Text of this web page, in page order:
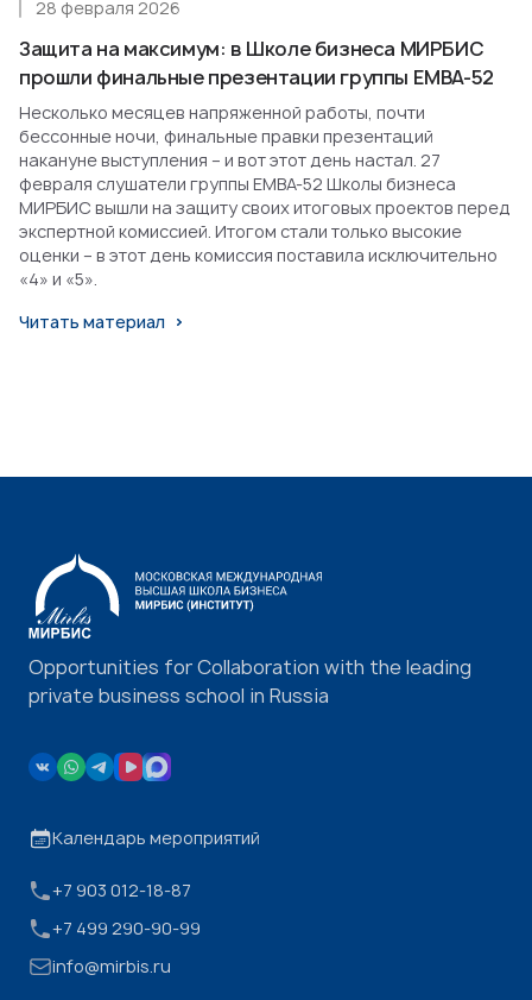
Защита на максимум: в Школе бизнеса МИРБИС
прошли финальные презентации группы EMBA-52
28 февраля 2026
Несколько месяцев напряженной работы, почти
бессонные ночи, финальные правки презентаций
накануне выступления – и вот этот день настал. 27
февраля слушатели группы EMBA-52 Школы бизнеса
МИРБИС вышли на защиту своих итоговых проектов перед
экспертной комиссией. Итогом стали только высокие
оценки – в этот день комиссия поставила исключительно
«4» и «5».
Читать материал
Opportunities for Collaboration with the leading
private business school in Russia
Календарь мероприятий
+7 903 012-18-87
+7 499 290-90-99
info@mirbis.ru